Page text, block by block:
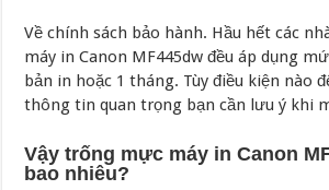
Về chính sách bảo hành. Hầu hết các
máy in Canon MF445dw đều áp dụng
bản in hoặc 1 tháng. Tùy điều kiện nào
thông tin quan trọng bạn cần lưu ý khi
Vậy trống mực máy in Canon
bao nhiêu?